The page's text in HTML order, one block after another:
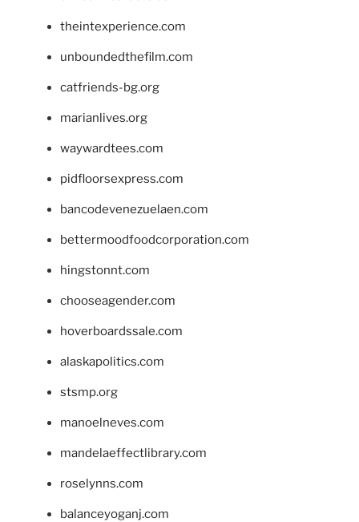
theintexperience.com
unboundedthefilm.com
catfriends-bg.org
marianlives.org
waywardtees.com
pidfloorsexpress.com
bancodevenezuelaen.com
bettermoodfoodcorporation.com
hingstonnt.com
chooseagender.com
hoverboardssale.com
alaskapolitics.com
stsmp.org
manoelneves.com
mandelaeffectlibrary.com
roselynns.com
balanceyoganj.com